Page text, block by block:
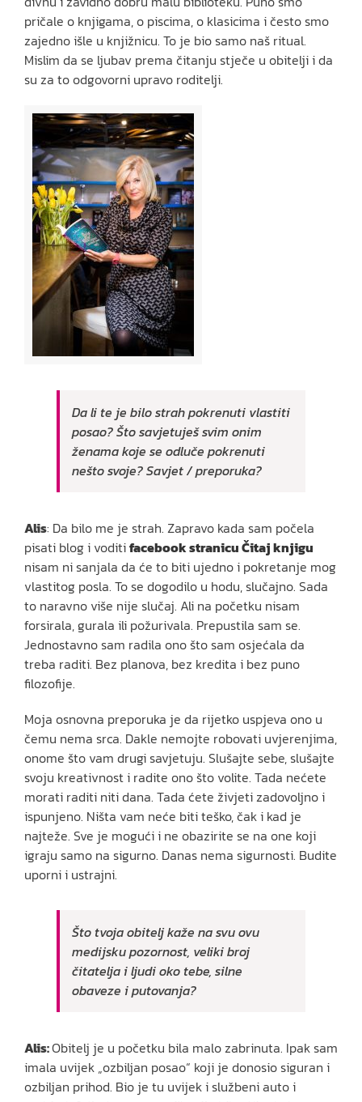
pričale o knjigama, o piscima, o klasicima i često smo
zajedno išle u knjižnicu. To je bio samo naš ritual.
Mislim da se ljubav prema čitanju stječe u obitelji i da
su za to odgovorni upravo roditelji.
Da li te je bilo strah pokrenuti vlastiti
posao? Što savjetuješ svim onim
ženama koje se odluče pokrenuti
nešto svoje? Savjet / preporuka?
Alis: Da bilo me je strah. Zapravo kada sam počela
pisati blog i voditifacebook stranicu Čitaj knjigu
nisam ni sanjala da će to biti ujedno i pokretanje mog
vlastitog posla. To se dogodilo u hodu, slučajno. Sada
to naravno više nije slučaj. Ali na početku nisam
forsirala, gurala ili požurivala. Prepustila sam se.
Jednostavno sam radila ono što sam osjećala da
treba raditi. Bez planova, bez kredita i bez puno
filozofije.
Moja osnovna preporuka je da rijetko uspjeva ono u
čemu nema srca. Dakle nemojte robovati uvjerenjima,
onome što vam drugi savjetuju. Slušajte sebe, slušajte
svoju kreativnost i radite ono što volite. Tada nećete
morati raditi niti dana. Tada ćete živjeti zadovoljno i
ispunjeno. Ništa vam neće biti teško, čak i kad je
najteže. Sve je mogući i ne obazirite se na one koji
igraju samo na sigurno. Danas nema sigurnosti. Budite
uporni i ustrajni.
Što tvoja obitelj kaže na svu ovu
medijsku pozornost, veliki broj
čitatelja i ljudi oko tebe, silne
obaveze i putovanja?
Alis:Obitelj je u početku bila malo zabrinuta. Ipak sam
imala uvijek „ozbiljan posao“ koji je donosio siguran i
ozbiljan prihod. Bio je tu uvijek i službeni auto i